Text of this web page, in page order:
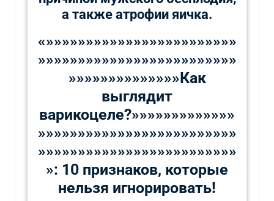
а также атрофии яичка.
«»»»»»»»»»»»»»»»»»»»»»»»»
»»»»»»»»»»»»»»»»»»»»»»»»»
»»»»»»»»»»»»»»Как
выглядит
варикоцеле?»»»»»»»»»»»»»
»»»»»»»»»»»»»»»»»»»»»»»»»
»»»»»»»»»»»»»»»»»»»»»»»»»
»: 10 признаков, которые
нельзя игнорировать!